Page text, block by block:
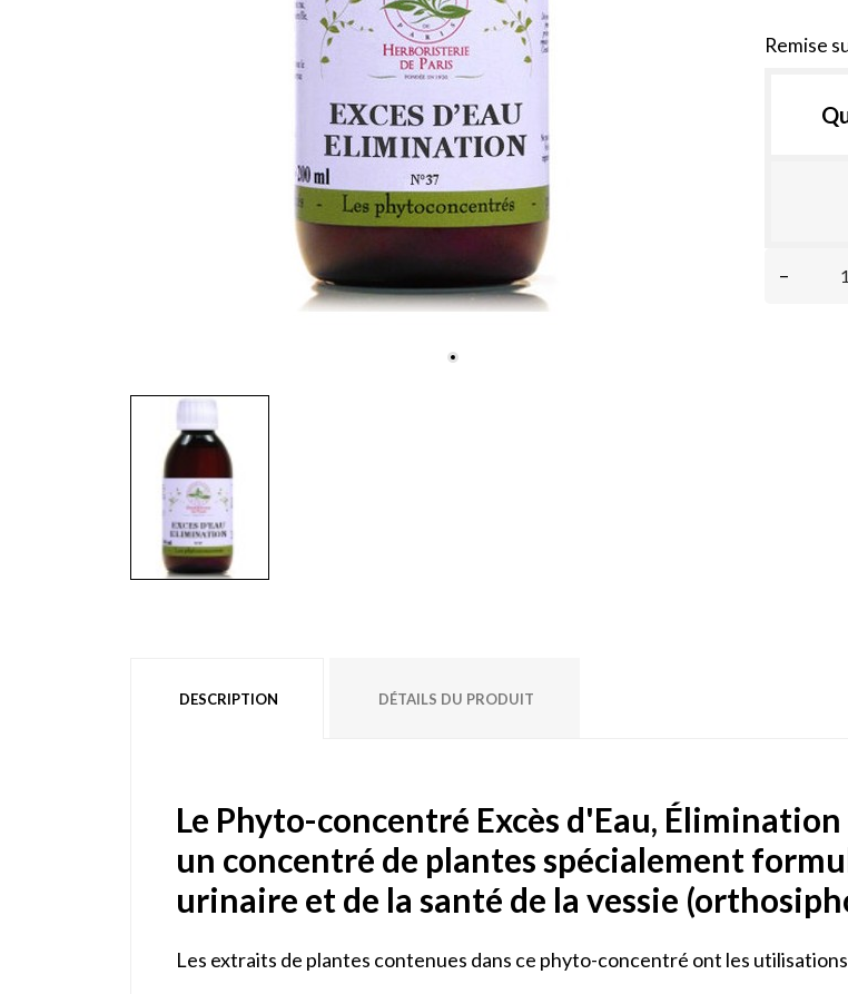
Remise
–
DESCRIPTION DÉTAILS DU PRODUIT
Le Phyto-concentré Excès d'Eau,
un concentré de plantes spécialement
urinaire et de la santé de la vessie
Les extraits de plantes contenues dans ce phyto-concentré ont les